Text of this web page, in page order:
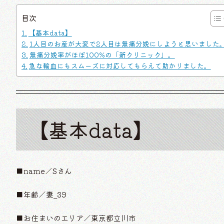
目次
【基本data】
1人目のお産が大変で2人目は無痛分娩にしようと思いました
無痛分娩率がほぼ100%の「新クリニック」。
急な輸血にもスムーズに対応してもらえて助かりました。
【基本data】
■name／Sさん
■年齢／妻_39
■お住まいのエリア／東京都立川市